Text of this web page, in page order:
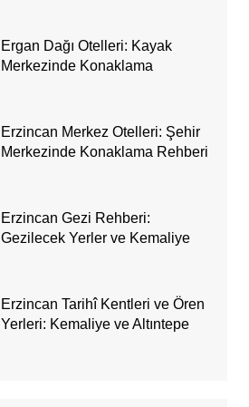
Ergan Dağı Otelleri: Kayak
Merkezinde Konaklama
Erzincan Merkez Otelleri: Şehir
Merkezinde Konaklama Rehberi
Erzincan Gezi Rehberi:
Gezilecek Yerler ve Kemaliye
Erzincan Tarihî Kentleri ve Ören
Yerleri: Kemaliye ve Altıntepe